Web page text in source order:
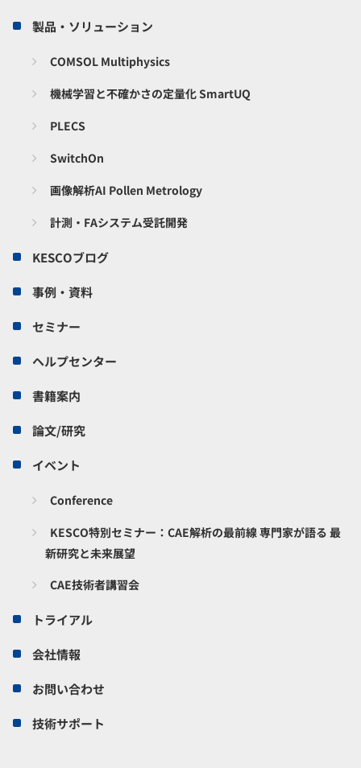
製品・ソリューション
COMSOL Multiphysics
機械学習と不確かさの定量化 SmartUQ
PLECS
SwitchOn
画像解析AI Pollen Metrology
計測・FAシステム受託開発
KESCOブログ
事例・資料
セミナー
ヘルプセンター
書籍案内
論文/研究
イベント
Conference
KESCO特別セミナー：CAE解析の最前線 専門家が語る 最
新研究と未来展望
CAE技術者講習会
トライアル
会社情報
お問い合わせ
技術サポート